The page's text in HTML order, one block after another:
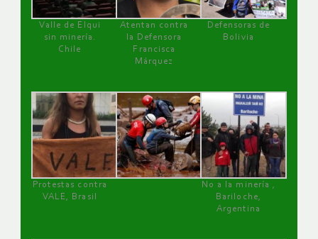
Valle de Elqui
sin minería.
Chile
Atentan contra
la Defensora
Francisca
Márquez
Defensoras de
Bolivia
Protestas contra
VALE, Brasil
No a la minería ,
Bariloche,
Argentina